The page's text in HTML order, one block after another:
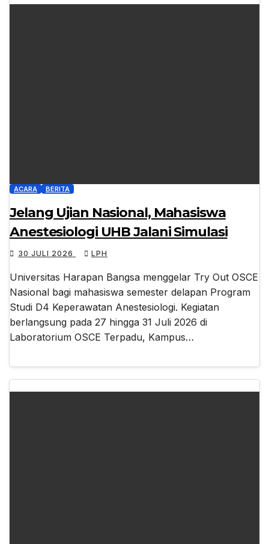
ACARA BERITA
Jelang Ujian Nasional, Mahasiswa
Anestesiologi UHB Jalani Simulasi
30 JULI 2026 LPH
Universitas Harapan Bangsa menggelar Try Out OSCE
Nasional bagi mahasiswa semester delapan Program
Studi D4 Keperawatan Anestesiologi. Kegiatan
berlangsung pada 27 hingga 31 Juli 2026 di
Laboratorium OSCE Terpadu, Kampus…